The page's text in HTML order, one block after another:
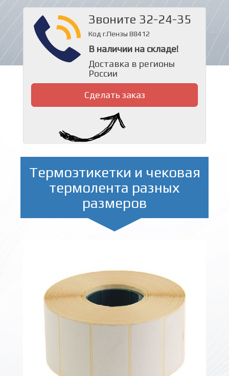
Звоните 32-24-35
Код г.Пензы 88412
В наличии на складе!
Доставка в регионы
России
Сделать заказ
Термоэтикетки и чековая
термолента разных
размеров